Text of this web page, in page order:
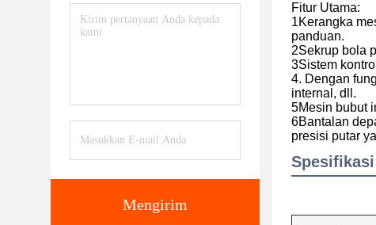
Mengirim
Fitur Utama:
1Kerangka
panduan.
2Sekrup bola
3Sistem
4. Dengan
internal, dll.
5Mesin bubut
6Bantalan
presisi putar